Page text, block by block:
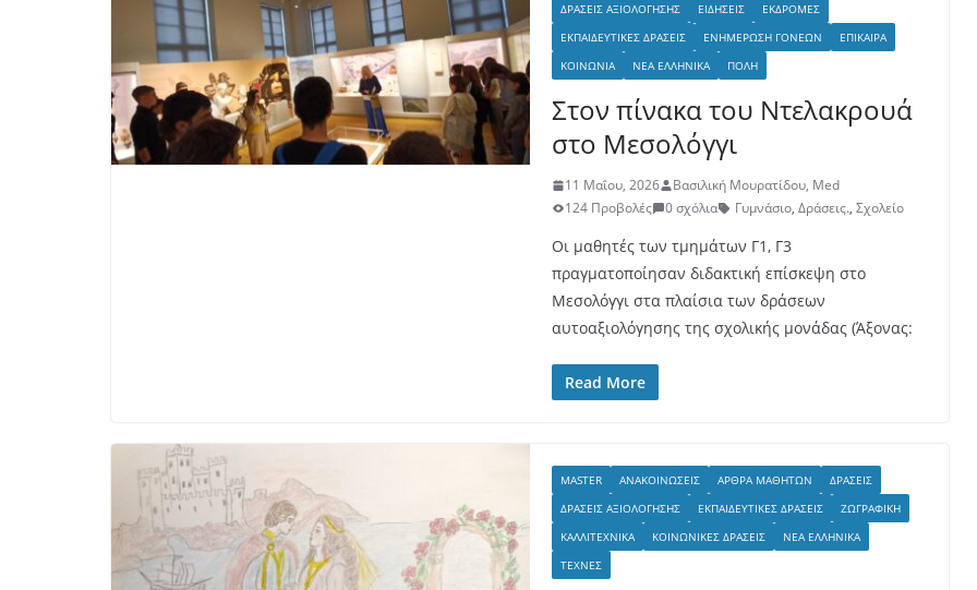
ΔΡΆΣΕΙΣ ΑΞΙΟΛΌΓΗΣΗΣ
ΕΙΔΉΣΕΙΣ
ΕΚΔΡΟΜΈΣ
ΕΚΠΑΙΔΕΥΤΙΚΈΣ ΔΡΆΣΕΙΣ
ΕΝΗΜΈΡΩΣΗ ΓΟΝΈΩΝ
ΕΠΊΚΑΙΡΑ
ΚΟΙΝΩΝΊΑ
ΝΈΑ ΕΛΛΗΝΙΚΆ ΠΌΛΗ
Στον πίνακα του Ντελακρουά
στο Μεσολόγγι
11 Μαΐου, 2026
Βασιλική Μουρατίδου, Med
124 Προβολές
0 σχόλια Γυμνάσιο, Δράσεις., Σχολείο
Οι μαθητές των τμημάτων Γ1, Γ3
πραγματοποίησαν διδακτική επίσκεψη στο
Μεσολόγγι στα πλαίσια των δράσεων
αυτοαξιολόγησης της σχολικής μονάδας (Άξονας:
Read More
MASTER ΑΝΑΚΟΙΝΏΣΕΙΣ ΆΡΘΡΑ ΜΑΘΗΤΏΝ
ΔΡΆΣΕΙΣ
ΔΡΆΣΕΙΣ ΑΞΙΟΛΌΓΗΣΗΣ
ΕΚΠΑΙΔΕΥΤΙΚΈΣ ΔΡΆΣΕΙΣ
ΖΩΓΡΑΦΙΚΉ
ΚΑΛΛΙΤΕΧΝΙΚΆ
ΚΟΙΝΩΝΙΚΈΣ ΔΡΆΣΕΙΣ
ΝΈΑ ΕΛΛΗΝΙΚΆ
ΤΈΧΝΕΣ